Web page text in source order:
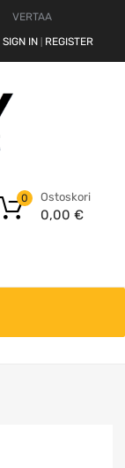
VERTAA
SIGN IN REGISTER
Ostoskori
0,00 €
0